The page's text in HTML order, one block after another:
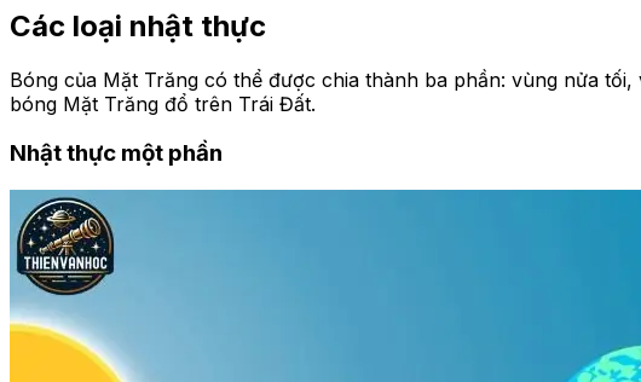
Các loại nhật thực
Bóng của Mặt Trăng có thể được chia thành ba phần: vùng nửa
bóng Mặt Trăng đổ trên Trái Đất.
Nhật thực một phần